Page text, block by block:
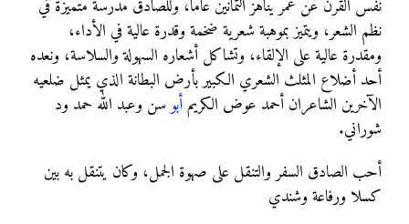
نفس القرن عن عمر يناهز الثمانين عاماً، وللصادق مدرسة متميزة في
نظم الشعر، ويتميز بموهبة شعرية ضخمة وقدرة عالية في الأداء،
ومقدرة عالية على الإلقاء، وتشاكل أشعاره السهولة والسلاسة، ونعده
أحد أضلاع المثلث الشعري الكبير بأرض البطانة الذي يمثل ضلعيه
الآخرين الشاعران أحمد عوض الكريمأبوسن وعبد الله حمد ود
شوراني.
أحب الصادق السفر والتنقل على صهوة الجمل، وكان يتنقل به بين
كسلا ورفاعة وشندي